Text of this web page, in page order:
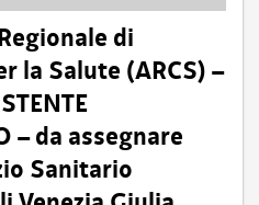
di
la Salute (ARCS) –
– da assegnare
Sanitario